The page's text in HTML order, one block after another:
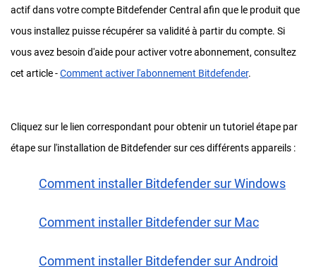
actif dans votre compte Bitdefender Central afin que le produit que
vous installez puisse récupérer sa validité à partir du compte. Si
vous avez besoin d'aide pour activer votre abonnement, consultez
cet article -Comment activer l'abonnement Bitdefender.
Cliquez sur le lien correspondant pour obtenir un tutoriel étape par
étape sur l'installation de Bitdefender sur ces différents appareils :
Comment installer Bitdefender sur Windows
Comment installer Bitdefender sur Mac
Comment installer Bitdefender sur Android